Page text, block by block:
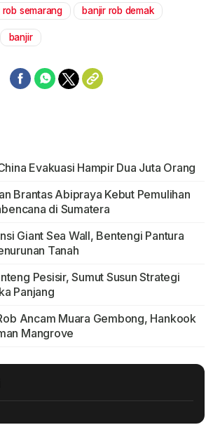
Mute
rob semarang banjir rob demak
banjir
Evakuasi Hampir Dua Juta Orang
Brantas Abipraya Kebut Pemulihan
di Sumatera
Giant Sea Wall, Bentengi Pantura
Tanah
Pesisir, Sumut Susun Strategi
Panjang
Ancam Muara Gembong, Hankook
Mangrove